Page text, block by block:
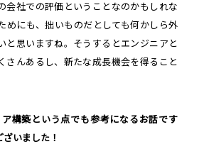
会社での評価ということなのかもしれな
めにも、拙いものだとしても何かしら外
と思いますね。そうするとエンジニアと
さんあるし、新たな成長機会を得ること
構築という点でも参考になるお話です
いました！